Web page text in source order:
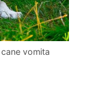
vomita